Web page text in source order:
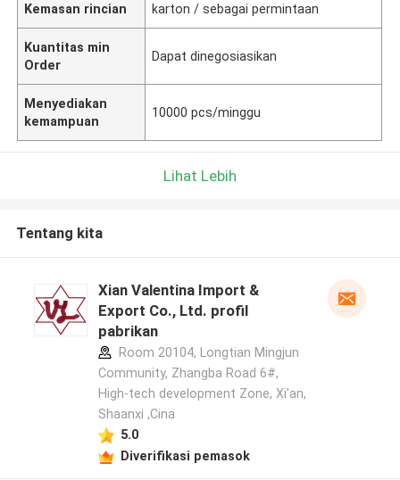
Kemasan rincian karton / sebagai permintaan
Kuantitas min
Order
Dapat dinegosiasikan
Menyediakan
kemampuan
10000 pcs/minggu
Lihat Lebih
Tentang kita
Xian Valentina Import &
Export Co., Ltd. profil
pabrikan
Room 20104, Longtian Mingjun
Community, Zhangba Road 6#,
High-tech development Zone, Xi'an,
Shaanxi ,Cina
5.0
Diverifikasi pemasok